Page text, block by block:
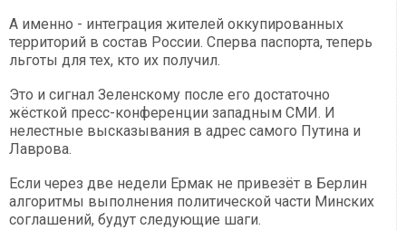
А именно - интеграция жителей оккупированных
территорий в состав России. Сперва паспорта, теперь
льготы для тех, кто их получил.
Это и сигнал Зеленскому после его достаточно
жёсткой пресс-конференции западным СМИ. И
нелестные высказывания в адрес самого Путина и
Лаврова.
Если через две недели Ермак не привезёт в Берлин
алгоритмы выполнения политической части Минских
соглашений, будут следующие шаги.